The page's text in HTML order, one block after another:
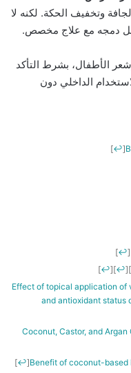
وتخفيف الحكة. لكنه لا
دمجه مع علاج مخصص.
الأطفال، بشرط التأكد
الداخلي دون
[
↩
]
[
↩
]
]
[
↩
]
[
↩
]
Effect of topical application of
and antioxidant status
Coconut, Castor, and
Benefit of coconut-
[
↩
]